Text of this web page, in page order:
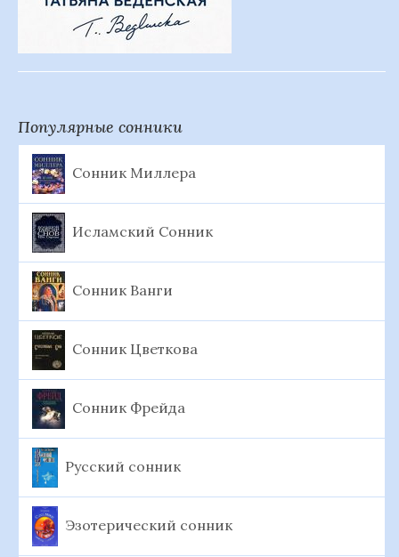
Популярные сонники
Сонник Миллера
Исламский Сонник
Сонник Ванги
Сонник Цветкова
Сонник Фрейда
Русский сонник
Эзотерический сонник